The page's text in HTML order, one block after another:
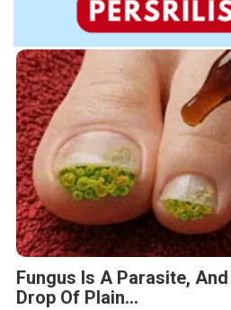
Fungus Is A Parasite,
Drop Of Plain...